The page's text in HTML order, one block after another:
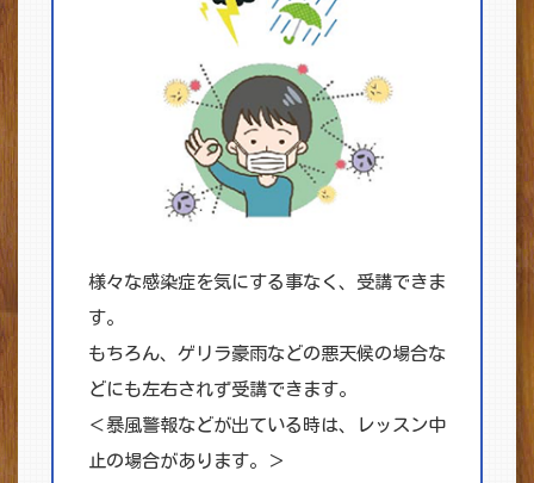
様々な感染症を気にする事なく、受講できま
す。
もちろん、ゲリラ豪雨などの悪天候の場合な
どにも左右されず受講できます。
＜暴風警報などが出ている時は、レッスン中
止の場合があります。＞